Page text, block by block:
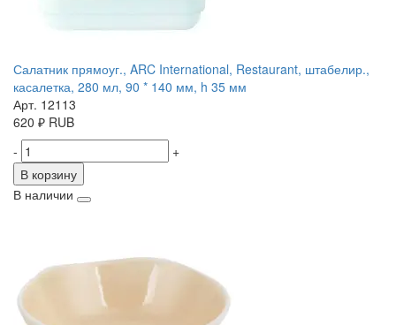
Салатник прямоуг., ARC International, Restaurant, штабелир.,
касалетка, 280 мл, 90 * 140 мм, h 35 мм
Арт. 12113
620 ₽ RUB
-
+
В корзину
В наличии